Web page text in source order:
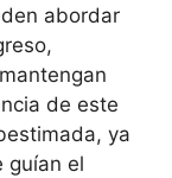
abordar
de este
ya
guían el